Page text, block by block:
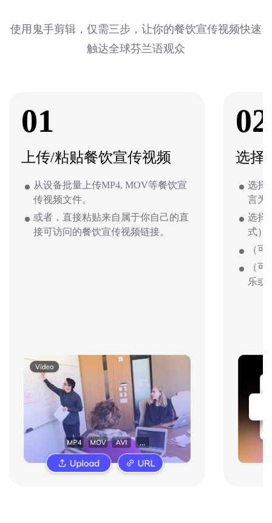
使用鬼手剪辑，仅需三步，让你的餐饮宣传视频快速
触达全球芬兰语观众
01
上传/粘贴餐饮宣传视频
从设备批量上传MP4, MOV等餐饮宣
传视频文件。
或者，直接粘贴来自属于你自己的直
接可访问的餐饮宣传视频链接。
02
选择
选择
言为
选择
式）
（
（
乐或